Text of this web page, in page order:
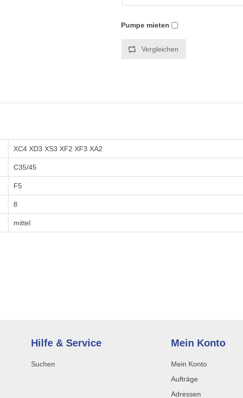
Pumpe mieten
Vergleichen
XC4 XD3 XS3 XF2 XF3 XA2
C35/45
F5
8
mittel
Hilfe & Service
Suchen
Mein Konto
Mein Konto
Aufträge
Adressen